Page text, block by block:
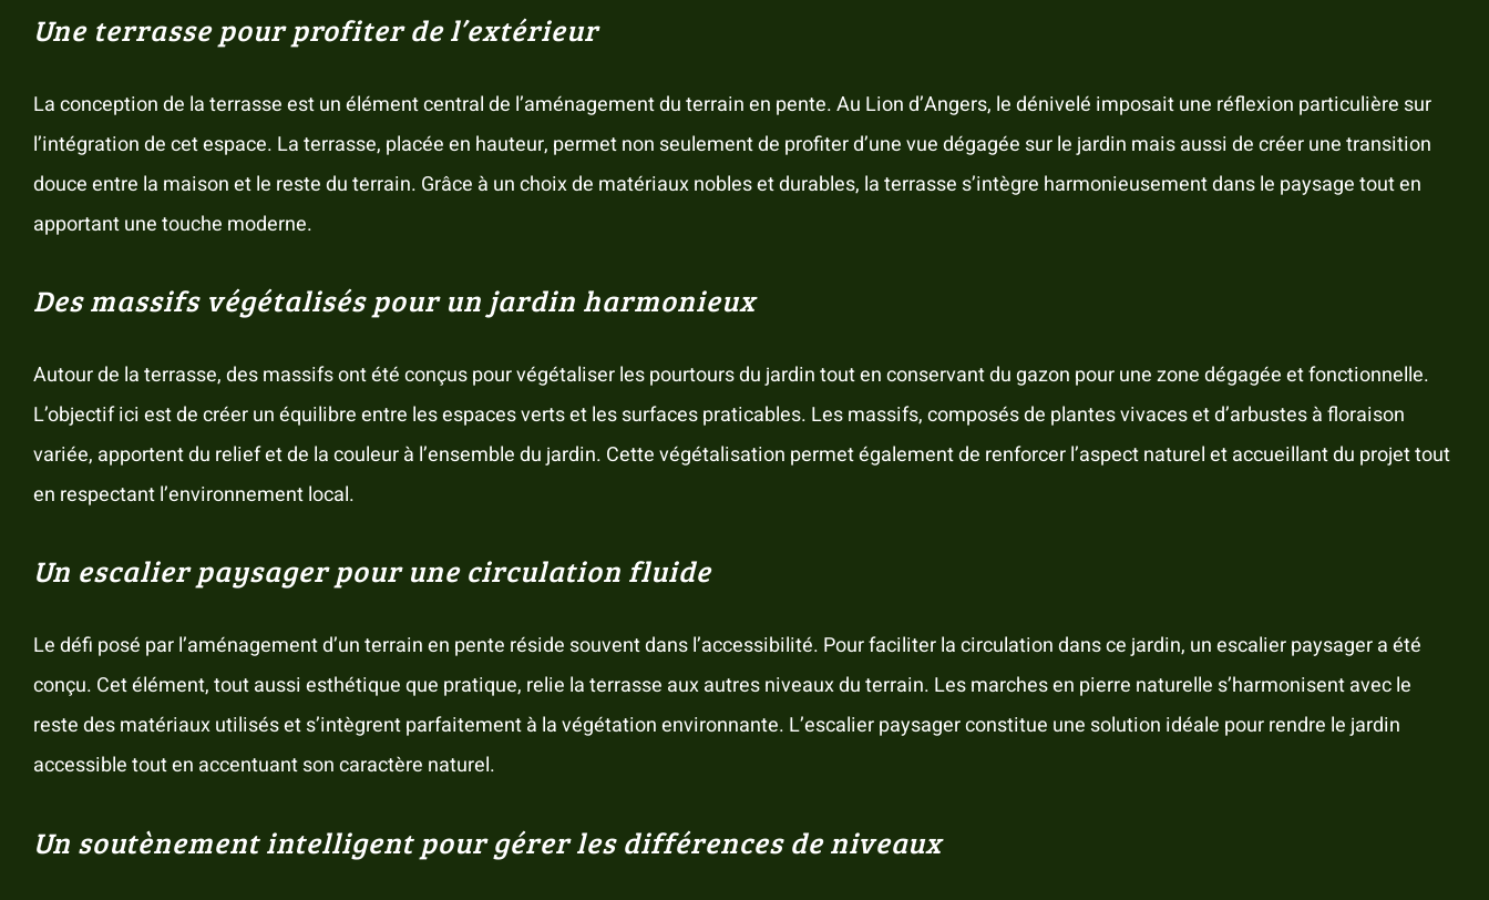
Une terrasse pour profiter de l’extérieur
La conception de la terrasse est un élément central de l’aménagement du terrain en pente. Au Lion d’Angers, le dénivelé imposait une réflexion particulière sur
l’intégration de cet espace. La terrasse, placée en hauteur, permet non seulement de profiter d’une vue dégagée sur le jardin mais aussi de créer une transition
douce entre la maison et le reste du terrain. Grâce à un choix de matériaux nobles et durables, la terrasse s’intègre harmonieusement dans le paysage tout en
apportant une touche moderne.
Des massifs végétalisés pour un jardin harmonieux
Autour de la terrasse, des massifs ont été conçus pour végétaliser les pourtours du jardin tout en conservant du gazon pour une zone dégagée et fonctionnelle.
L’objectif ici est de créer un équilibre entre les espaces verts et les surfaces praticables. Les massifs, composés de plantes vivaces et d’arbustes à floraison
variée, apportent du relief et de la couleur à l’ensemble du jardin. Cette végétalisation permet également de renforcer l’aspect naturel et accueillant du projet tout
en respectant l’environnement local.
Un escalier paysager pour une circulation fluide
Le défi posé par l’aménagement d’un terrain en pente réside souvent dans l’accessibilité. Pour faciliter la circulation dans ce jardin, un escalier paysager a été
conçu. Cet élément, tout aussi esthétique que pratique, relie la terrasse aux autres niveaux du terrain. Les marches en pierre naturelle s’harmonisent avec le
reste des matériaux utilisés et s’intègrent parfaitement à la végétation environnante. L’escalier paysager constitue une solution idéale pour rendre le jardin
accessible tout en accentuant son caractère naturel.
Un soutènement intelligent pour gérer les différences de niveaux